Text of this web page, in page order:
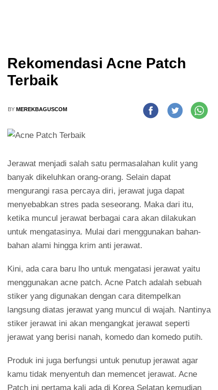
Rekomendasi Acne Patch
Terbaik
BY MEREKBAGUSCOM
Jerawat menjadi salah satu permasalahan kulit yang
banyak dikeluhkan orang-orang. Selain dapat
mengurangi rasa percaya diri, jerawat juga dapat
menyebabkan stres pada seseorang. Maka dari itu,
ketika muncul jerawat berbagai cara akan dilakukan
untuk mengatasinya. Mulai dari menggunakan bahan-
bahan alami hingga krim anti jerawat.
Kini, ada cara baru lho untuk mengatasi jerawat yaitu
menggunakan acne patch. Acne Patch adalah sebuah
stiker yang digunakan dengan cara ditempelkan
langsung diatas jerawat yang muncul di wajah. Nantinya
stiker jerawat ini akan mengangkat jerawat seperti
jerawat yang berisi nanah, komedo dan komedo putih.
Produk ini juga berfungsi untuk penutup jerawat agar
kamu tidak menyentuh dan memencet jerawat. Acne
Patch ini pertama kali ada di Korea Selatan kemudian